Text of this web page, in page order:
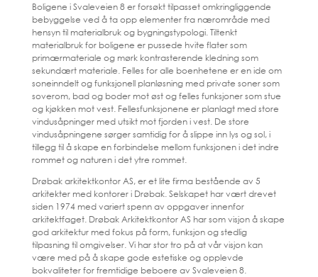
Boligene i Svaleveien 8 er forsøkt tilpasset omkringliggende
bebyggelse ved å ta opp elementer fra nærområde med
hensyn til materialbruk og bygningstypologi. Tiltenkt
materialbruk for boligene er pussede hvite flater som
primærmateriale og mørk kontrasterende kledning som
sekundært materiale. Felles for alle boenhetene er en ide om
soneinndelt og funksjonell planløsning med private soner som
soverom, bad og boder mot øst og felles funksjoner som stue
og kjøkken mot vest. Fellesfunksjonene er planlagt med store
vindusåpninger med utsikt mot fjorden i vest. De store
vindusåpningene sørger samtidig for å slippe inn lys og sol, i
tillegg til å skape en forbindelse mellom funksjonen i det indre
rommet og naturen i det ytre rommet.
Drøbak arkitektkontor AS, er et lite firma bestående av 5
arkitekter med kontorer i Drøbak. Selskapet har vært drevet
siden 1974 med variert spenn av oppgaver innenfor
arkitektfaget. Drøbak Arkitektkontor AS har som visjon å skape
god arkitektur med fokus på form, funksjon og stedlig
tilpasning til omgivelser. Vi har stor tro på at vår visjon kan
være med på å skape gode estetiske og opplevde
bokvaliteter for fremtidige beboere av Svaleveien 8.